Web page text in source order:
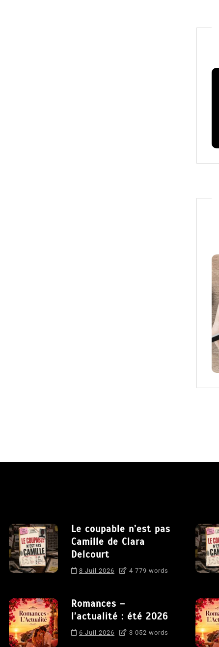
Le coupable n’est pas
Camille de Clara
Delcourt
8 Juil 2026 4 779 words
Romances –
l’actualité : été 2026
6 Juil 2026 3 052 words